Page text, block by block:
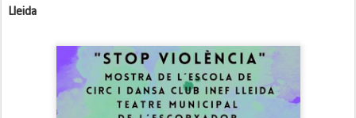
Lleida